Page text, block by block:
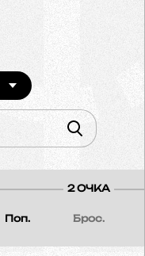
2 ОЧКА
Поп. Брос.